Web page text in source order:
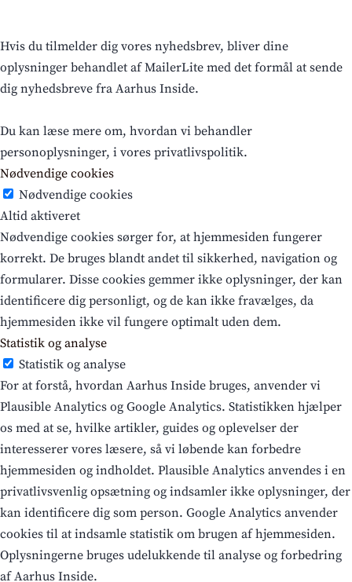
Hvis du tilmelder dig vores nyhedsbrev, bliver dine
oplysninger behandlet af MailerLite med det formål at sende
dig nyhedsbreve fra Aarhus Inside.
Du kan læse mere om, hvordan vi behandler
personoplysninger, i vores privatlivspolitik.
Nødvendige cookies
Nødvendige cookies
Altid aktiveret
Nødvendige cookies sørger for, at hjemmesiden fungerer
korrekt. De bruges blandt andet til sikkerhed, navigation og
formularer. Disse cookies gemmer ikke oplysninger, der kan
identificere dig personligt, og de kan ikke fravælges, da
hjemmesiden ikke vil fungere optimalt uden dem.
Statistik og analyse
Statistik og analyse
For at forstå, hvordan Aarhus Inside bruges, anvender vi
Plausible Analytics og Google Analytics. Statistikken hjælper
os med at se, hvilke artikler, guides og oplevelser der
interesserer vores læsere, så vi løbende kan forbedre
hjemmesiden og indholdet. Plausible Analytics anvendes i en
privatlivsvenlig opsætning og indsamler ikke oplysninger, der
kan identificere dig som person. Google Analytics anvender
cookies til at indsamle statistik om brugen af hjemmesiden.
Oplysningerne bruges udelukkende til analyse og forbedring
af Aarhus Inside.